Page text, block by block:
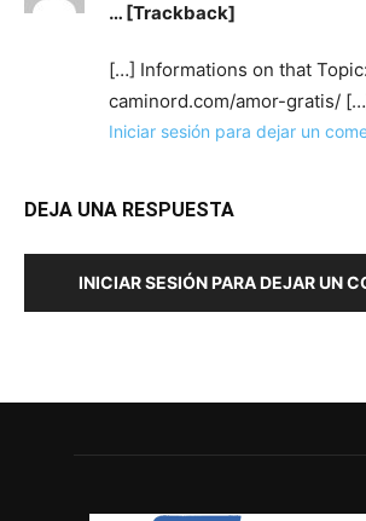
… [Trackback]
[…] Informations on that Topic:
caminord.com/amor-gratis/
Iniciar sesión para dejar un
DEJA UNA RESPUESTA
INICIAR SESIÓN PARA DEJAR UN